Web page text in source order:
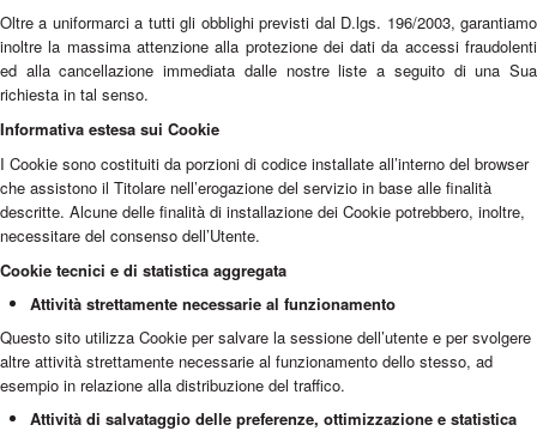
Oltre a uniformarci a tutti gli obblighi previsti dal D.lgs. 196/2003, garantiamo
inoltre la massima attenzione alla protezione dei dati da accessi fraudolenti
ed alla cancellazione immediata dalle nostre liste a seguito di una Sua
richiesta in tal senso.
Informativa estesa sui Cookie
I Cookie sono costituiti da porzioni di codice installate all’interno del browser
che assistono il Titolare nell’erogazione del servizio in base alle finalità
descritte. Alcune delle finalità di installazione dei Cookie potrebbero, inoltre,
necessitare del consenso dell’Utente.
Cookie tecnici e di statistica aggregata
Attività strettamente necessarie al funzionamento
Questo sito utilizza Cookie per salvare la sessione dell’utente e per svolgere
altre attività strettamente necessarie al funzionamento dello stesso, ad
esempio in relazione alla distribuzione del traffico.
Attività di salvataggio delle preferenze, ottimizzazione e statistica